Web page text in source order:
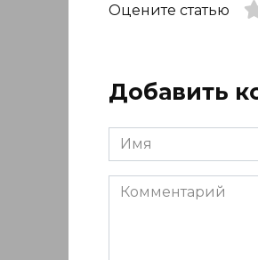
Оцените статью
Добавить
Имя
*
Комментарий